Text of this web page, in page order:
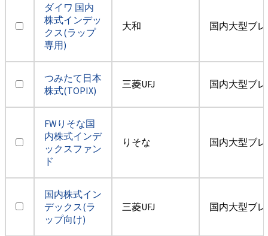
ダイワ 国内
株式インデッ
クス(ラップ
専用)
大和 国内大型ブ
つみたて日本
株式(TOPIX)
三菱UFJ 国内大型ブ
FWりそな国
内株式インデ
ックスファン
ド
りそな 国内大型ブ
国内株式イン
デックス(ラ
ップ向け)
三菱UFJ 国内大型ブ